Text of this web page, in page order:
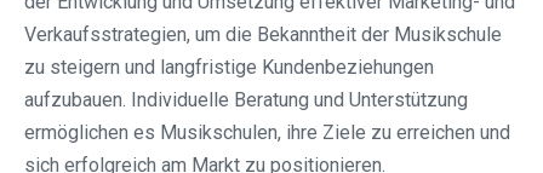
Verkaufsstrategien, um die Bekanntheit der Musikschule
zu steigern und langfristige Kundenbeziehungen
aufzubauen. Individuelle Beratung und Unterstützung
ermöglichen es Musikschulen, ihre Ziele zu erreichen und
sich erfolgreich am Markt zu positionieren.